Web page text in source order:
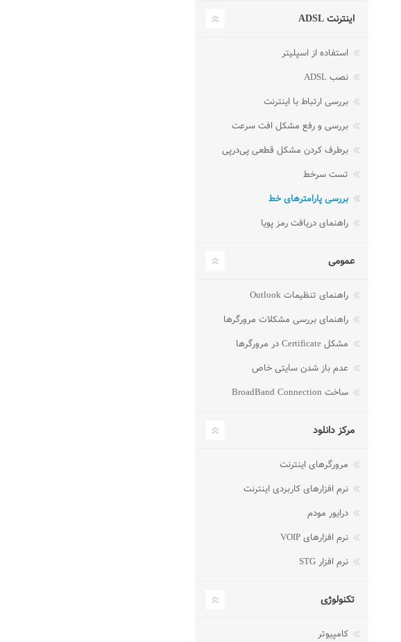
اینترنت ADSL
استفاده از اسپلیتر
نصب ADSL
بررسی ارتباط با اینترنت
بررسی و رفع مشکل افت سرعت
برطرف کردن مشکل قطعی پی‌در‌پی
تست سرخط
بررسی پارامترهای خط
راهنمای دریافت رمز پویا
عمومی
راهنمای تنظیمات Outlook
راهنمای بررسی مشکلات مرورگرها
مشکل Certificate در مرورگرها
عدم باز شدن سایتی خاص
ساخت BroadBand Connection
مرکز دانلود
مرورگرهای اینترنت
نرم افزارهای کاربردی اینترنت
درایور مودم
نرم افزارهای VOIP
نرم افزار STG
تکنولوژی
کامپیوتر